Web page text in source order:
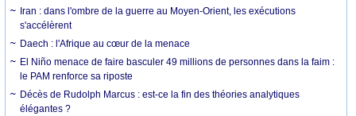
Iran : dans l'ombre de la guerre au Moyen-Orient, les exécutions
s'accélèrent
Daech : l'Afrique au cœur de la menace
El Niño menace de faire basculer 49 millions de personnes dans la faim :
le PAM renforce sa riposte
Décès de Rudolph Marcus : est-ce la fin des théories analytiques
élégantes ?